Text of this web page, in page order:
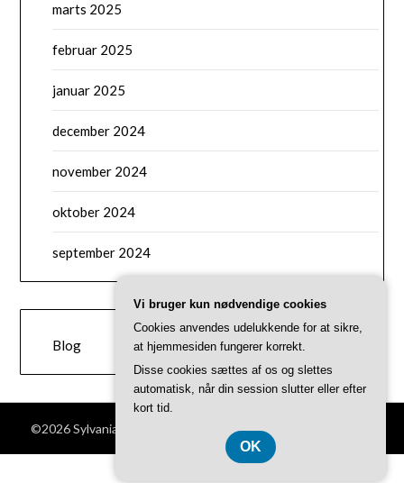
marts 2025
februar 2025
januar 2025
december 2024
november 2024
oktober 2024
september 2024
CATEGORIES
Blog
©2026 Sylvanianfamilies-shop.dk | Theme by
CVR 37407739
Vi bruger kun nødvendige cookies
Cookies anvendes udelukkende for at sikre,
at hjemmesiden fungerer korrekt.
Disse cookies sættes af os og slettes
automatisk, når din session slutter eller efter
kort tid.
OK